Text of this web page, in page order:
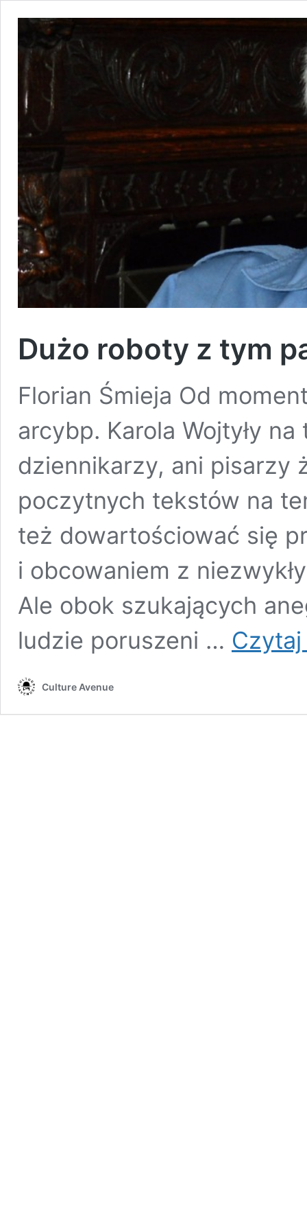
Dużo roboty z tym
Florian Śmieja Od
arcybp. Karola Wojtyły
dziennikarzy, ani pisarzy
poczytnych tekstów na
też dowartościować się
i obcowaniem z
Ale obok szukających
ludzie poruszeni …
Culture Avenue